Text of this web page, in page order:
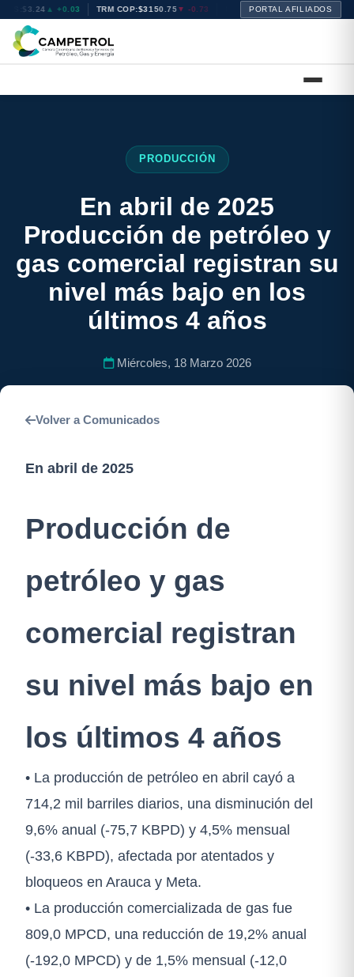
$3.24▲ +0.03 TRM COP:$3150.75▼ -0.73 BRENT:$72.14▲ +0.40 WTI:
PORTAL AFILIADOS
PRODUCCIÓN
En abril de 2025
Producción de petróleo y
gas comercial registran su
nivel más bajo en los
últimos 4 años
Miércoles, 18 Marzo 2026
Volver a Comunicados
En abril de 2025
Producción de
petróleo y gas
comercial registran
su nivel más bajo en
los últimos 4 años
• La producción de petróleo en abril cayó a
714,2 mil barriles diarios, una disminución del
9,6% anual (-75,7 KBPD) y 4,5% mensual
(-33,6 KBPD), afectada por atentados y
bloqueos en Arauca y Meta.
• La producción comercializada de gas fue
809,0 MPCD, una reducción de 19,2% anual
(-192,0 MPCD) y de 1,5% mensual (-12,0